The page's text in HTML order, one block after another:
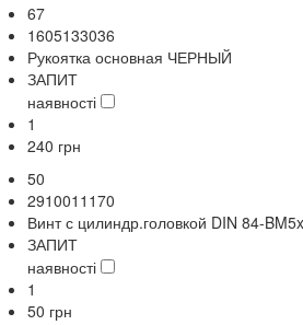
67
1605133036
Рукоятка основная ЧЕРНЫЙ
ЗАПИТ
наявності
1
240 грн
50
2910011170
Винт с цилиндр.головкой DIN 84-
ЗАПИТ
наявності
1
50 грн